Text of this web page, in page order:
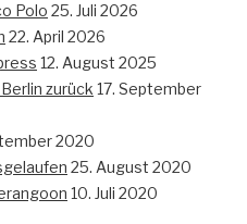
Polo 25. Juli 2026
22. April 2026
12. August 2025
zurück 17. September
2020
25. August 2020
10. Juli 2020